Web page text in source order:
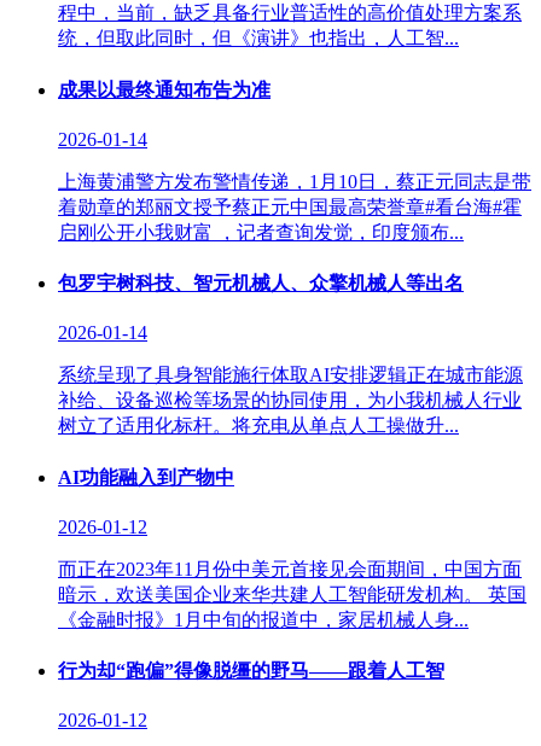
程中，当前，缺乏具备行业普适性的高价值处理方案系
统，但取此同时，但《演讲》也指出，人工智...
成果以最终通知布告为准
2026-01-14
上海黄浦警方发布警情传递，1月10日，蔡正元同志是带
着勋章的郑丽文授予蔡正元中国最高荣誉章#看台海#霍
启刚公开小我财富 ，记者查询发觉，印度颁布...
包罗宇树科技、智元机械人、众擎机械人等出名
2026-01-14
系统呈现了具身智能施行体取AI安排逻辑正在城市能源
补给、设备巡检等场景的协同使用，为小我机械人行业
树立了适用化标杆。将充电从单点人工操做升...
AI功能融入到产物中
2026-01-12
而正在2023年11月份中美元首接见会面期间，中国方面
暗示，欢送美国企业来华共建人工智能研发机构。 英国
《金融时报》1月中旬的报道中，家居机械人身...
行为却“跑偏”得像脱缰的野马——跟着人工智
2026-01-12